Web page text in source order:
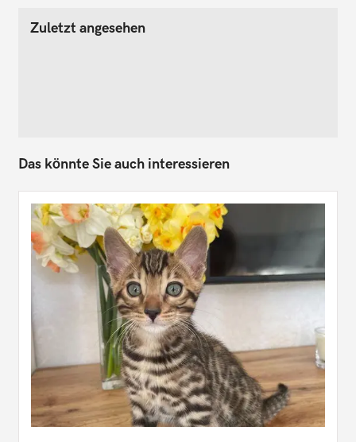
Zuletzt angesehen
Das könnte Sie auch interessieren